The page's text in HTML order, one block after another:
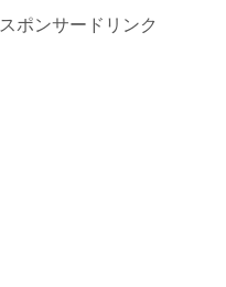
スポンサードリンク